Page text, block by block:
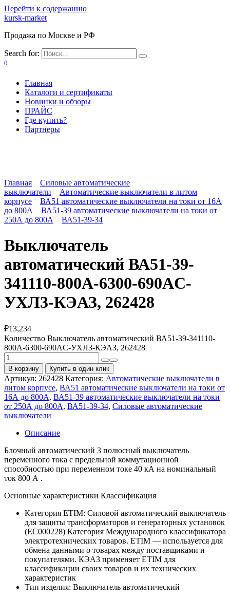
Перейти к содержанию
kursk-market
Продажа по Москве и РФ
Search for:
0
Главная
Каталоги и сертификаты
Новинки и обзоры
ПРАЙС
Где купить?
Партнеры
Главная
Силовые автоматические
выключатели
Автоматические выключатели в литом
корпусе
ВА51 автоматические выключатели на токи от 16А
до 800А
ВА51-39 автоматические выключатели на токи от
250А до 800А
ВА51-39-34
Выключатель
автоматический ВА51-39-
341110-800А-6300-690AC-
УХЛ3-КЭАЗ, 262428
₽13,234
Количество Выключатель автоматический ВА51-39-341110-
800А-6300-690AC-УХЛ3-КЭАЗ, 262428
В корзину Купить в один клик
Артикул: 262428 Категория: Автоматические выключатели в
литом корпусе, ВА51 автоматические выключатели на токи от
16А до 800А, ВА51-39 автоматические выключатели на токи
от 250А до 800А, ВА51-39-34, Силовые автоматические
выключатели
Описание
Блочный автоматический 3 полюсный выключатель
переменного тока с предельной коммутационной
способностью при переменном токе 40 кА на номинальный
ток 800 А .
Основные характеристики Классификация
Категория ETIM: Силовой автоматический выключатель
для защиты трансформаторов и генераторных установок
(EC000228) Категория Международного классификатора
электротехнических товаров. ETIM — используется для
обмена данными о товарах между поставщиками и
покупателями. КЭАЗ применяет ETIM для
классификации своих товаров и их технических
характеристик
Тип изделия: Выключатель автоматический